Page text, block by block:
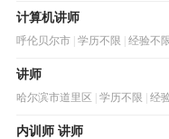
计算机讲师
呼伦贝尔市 学历不限 经验不
讲师
哈尔滨市道里区 学历不限 经
内训师 讲师